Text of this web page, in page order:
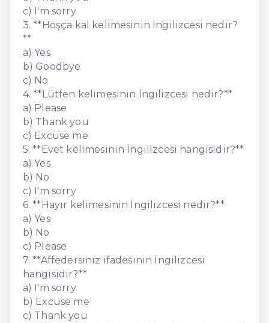
c) I'm sorry
3. **Hoşça kal kelimesinin İngilizcesi nedir?
**
a) Yes
b) Goodbye
c) No
4. **Lütfen kelimesinin İngilizcesi nedir?**
a) Please
b) Thank you
c) Excuse me
5. **Evet kelimesinin İngilizcesi hangisidir?**
a) Yes
b) No
c) I'm sorry
6. **Hayır kelimesinin İngilizcesi nedir?**
a) Yes
b) No
c) Please
7. **Affedersiniz ifadesinin İngilizcesi
hangisidir?**
a) I'm sorry
b) Excuse me
c) Thank you